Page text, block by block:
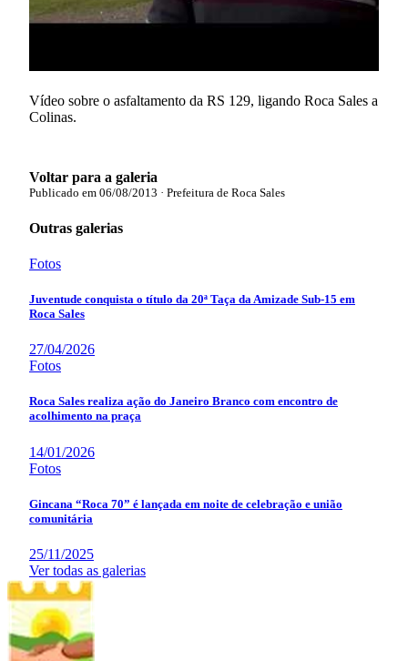
Vídeo sobre o asfaltamento da RS 129, ligando Roca Sales a
Colinas.
Voltar para a galeria
Publicado em 06/08/2013 · Prefeitura de Roca Sales
Outras galerias
Fotos
Juventude conquista o título da 20ª Taça da Amizade Sub-15 em
Roca Sales
27/04/2026
Fotos
Roca Sales realiza ação do Janeiro Branco com encontro de
acolhimento na praça
14/01/2026
Fotos
Gincana “Roca 70” é lançada em noite de celebração e união
comunitária
25/11/2025
Ver todas as galerias